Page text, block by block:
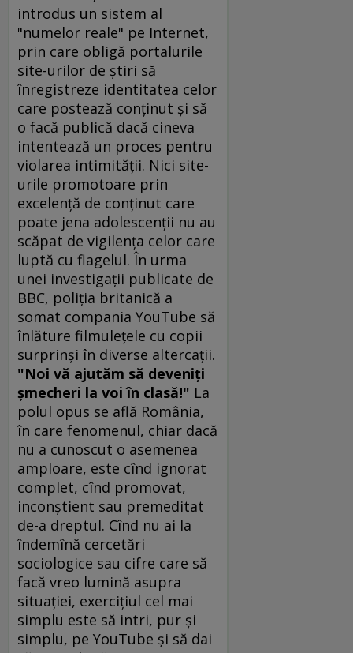
introdus un sistem al
"numelor reale" pe Internet,
prin care obligă portalurile
site-urilor de ştiri să
înregistreze identitatea celor
care postează conţinut şi să
o facă publică dacă cineva
intentează un proces pentru
violarea intimităţii. Nici site-
urile promotoare prin
excelenţă de conţinut care
poate jena adolescenţii nu au
scăpat de vigilenţa celor care
luptă cu flagelul. În urma
unei investigaţii publicate de
BBC, poliţia britanică a
somat compania YouTube să
înlăture filmuleţele cu copii
surprinşi în diverse altercaţii.
"Noi vă ajutăm să deveniţi
şmecheri la voi în clasă!" La
polul opus se află România,
în care fenomenul, chiar dacă
nu a cunoscut o asemenea
amploare, este cînd ignorat
complet, cînd promovat,
inconştient sau premeditat
de-a dreptul. Cînd nu ai la
îndemînă cercetări
sociologice sau cifre care să
facă vreo lumină asupra
situaţiei, exerciţiul cel mai
simplu este să intri, pur şi
simplu, pe YouTube şi să dai